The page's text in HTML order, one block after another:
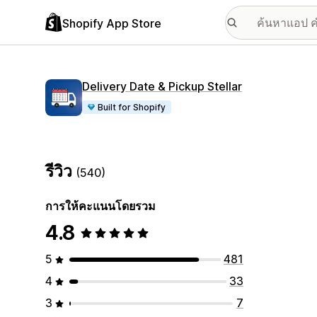
Shopify App Store
Delivery Date & Pickup Stellar
Built for Shopify
รีวิว (540)
การให้คะแนนโดยรวม
4.8
5
481
4
33
3
7